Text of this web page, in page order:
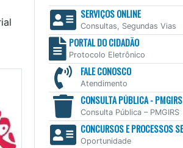
SERVIÇOS ONLINE
Consultas, Segundas Vias
PORTAL DO CIDADÃO
Protocolo Eletrônico
FALE CONOSCO
Atendimento
CONSULTA PÚBLICA - PMGIRS
Consulta Pública – PMGIRS
Oportunidade